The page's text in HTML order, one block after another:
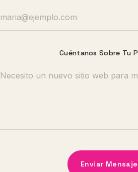
Cuéntanos Sobre Tu
Enviar Mensaje